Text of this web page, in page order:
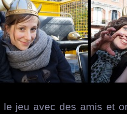
le jeu avec des amis et